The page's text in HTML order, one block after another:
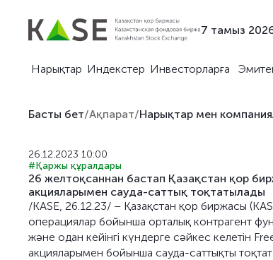
7 тамыз
Нарықтар Индекстер Инвесторларға
Басты бет/Ақпарат/Нарықтар мен
26.12.2023 10:00
#Қаржы құралдары
26 желтоқсаннан бастап Қазақстан қор
акцияларымен сауда-саттық тоқтатылады
/KASE, 26.12.23/ – Қазақстан қор биржасы
операциялар бойынша орталық контрагент
және одан кейінгі күндерге сәйкес келетін
акцияларымен бойынша сауда-саттықты